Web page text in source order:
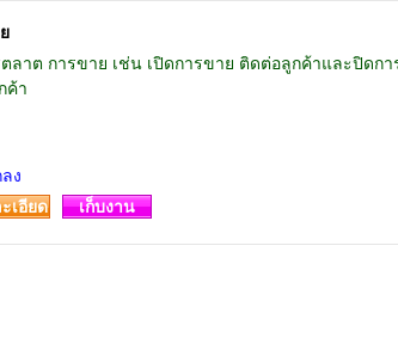
ลาต การขาย เช่น เปิดการขาย ติดต่อลูกค้าและปิดกา
ค้า
ง
เอียด เก็บงาน